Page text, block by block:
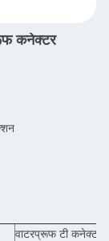
कनेक्टर
वाटरप्रूफ टी कनेक्टर